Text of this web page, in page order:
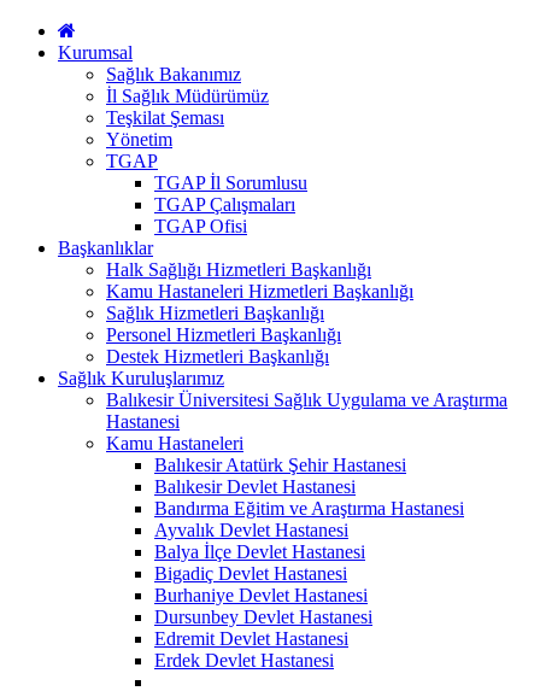
Kurumsal
Sağlık Bakanımız
İl Sağlık Müdürümüz
Teşkilat Şeması
Yönetim
TGAP
TGAP İl Sorumlusu
TGAP Çalışmaları
TGAP Ofisi
Başkanlıklar
Halk Sağlığı Hizmetleri Başkanlığı
Kamu Hastaneleri Hizmetleri Başkanlığı
Sağlık Hizmetleri Başkanlığı
Personel Hizmetleri Başkanlığı
Destek Hizmetleri Başkanlığı
Sağlık Kuruluşlarımız
Balıkesir Üniversitesi Sağlık Uygulama ve Araştırma
Hastanesi
Kamu Hastaneleri
Balıkesir Atatürk Şehir Hastanesi
Balıkesir Devlet Hastanesi
Bandırma Eğitim ve Araştırma Hastanesi
Ayvalık Devlet Hastanesi
Balya İlçe Devlet Hastanesi
Bigadiç Devlet Hastanesi
Burhaniye Devlet Hastanesi
Dursunbey Devlet Hastanesi
Edremit Devlet Hastanesi
Erdek Devlet Hastanesi